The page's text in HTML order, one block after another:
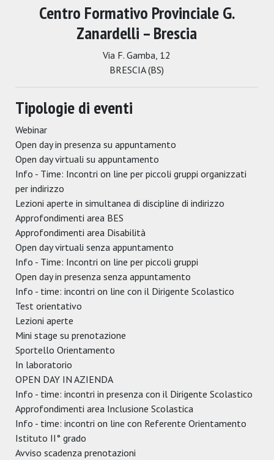
Centro Formativo Provinciale G.
Zanardelli – Brescia
Via F. Gamba, 12
BRESCIA (BS)
Tipologie di eventi
Webinar
Open day in presenza su appuntamento
Open day virtuali su appuntamento
Info - Time: Incontri on line per piccoli gruppi organizzati
per indirizzo
Lezioni aperte in simultanea di discipline di indirizzo
Approfondimenti area BES
Approfondimenti area Disabilità
Open day virtuali senza appuntamento
Info - Time: Incontri on line per piccoli gruppi
Open day in presenza senza appuntamento
Info - time: incontri on line con il Dirigente Scolastico
Test orientativo
Lezioni aperte
Mini stage su prenotazione
Sportello Orientamento
In laboratorio
OPEN DAY IN AZIENDA
Info - time: incontri in presenza con il Dirigente Scolastico
Approfondimenti area Inclusione Scolastica
Info - time: incontri on line con Referente Orientamento
Istituto II° grado
Avviso scadenza prenotazioni